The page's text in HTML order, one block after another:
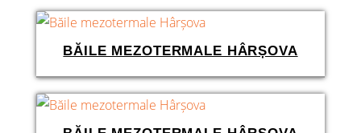
BĂILE MEZOTERMALE HÂRȘOVA